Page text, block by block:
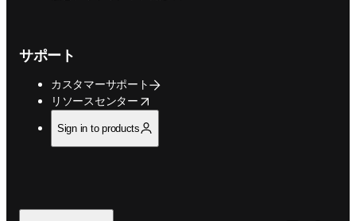
サポート
カスタマーサポート
リソースセンター
opens in new tab/window
Sign in to products